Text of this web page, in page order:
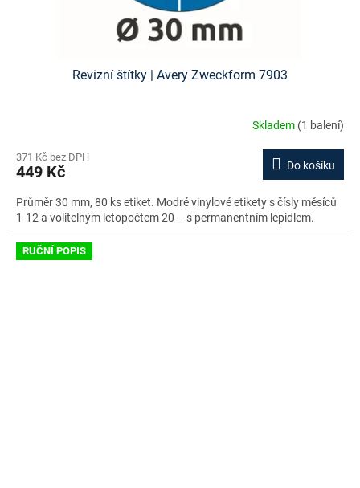
Revizní štítky | Avery Zweckform 7903
Skladem (1 balení)
371 Kč bez DPH
449 Kč Do košíku
Průměr 30 mm, 80 ks etiket. Modré vinylové etikety s čísly měsíců
1-12 a volitelným letopočtem 20__ s permanentním lepidlem.
RUČNÍ POPIS